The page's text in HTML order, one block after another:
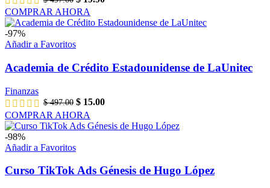
precio
original
era:
$ 497.00.
actual
es:
COMPRAR AHORA
-97%
Añadir a Favoritos
Academia de Crédito Estadounidense de LaUnitec
Finanzas
$497.00 El
precio
original
era:
$ 497.00.
$ 15.00El
actual
es:
COMPRAR AHORA
-98%
Añadir a Favoritos
Curso TikTok Ads Génesis de Hugo López